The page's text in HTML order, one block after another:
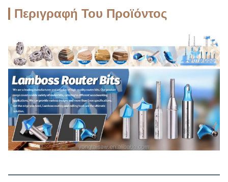
Περιγραφή Του Προϊόντος